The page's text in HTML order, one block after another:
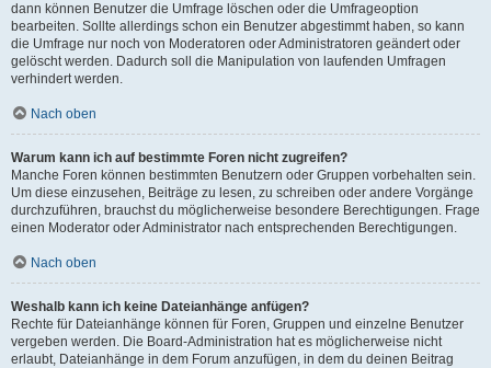
dann können Benutzer die Umfrage löschen oder die Umfrageoption
bearbeiten. Sollte allerdings schon ein Benutzer abgestimmt haben, so kann
die Umfrage nur noch von Moderatoren oder Administratoren geändert oder
gelöscht werden. Dadurch soll die Manipulation von laufenden Umfragen
verhindert werden.
Nach oben
Warum kann ich auf bestimmte Foren nicht zugreifen?
Manche Foren können bestimmten Benutzern oder Gruppen vorbehalten sein.
Um diese einzusehen, Beiträge zu lesen, zu schreiben oder andere Vorgänge
durchzuführen, brauchst du möglicherweise besondere Berechtigungen. Frage
einen Moderator oder Administrator nach entsprechenden Berechtigungen.
Nach oben
Weshalb kann ich keine Dateianhänge anfügen?
Rechte für Dateianhänge können für Foren, Gruppen und einzelne Benutzer
vergeben werden. Die Board-Administration hat es möglicherweise nicht
erlaubt, Dateianhänge in dem Forum anzufügen, in dem du deinen Beitrag